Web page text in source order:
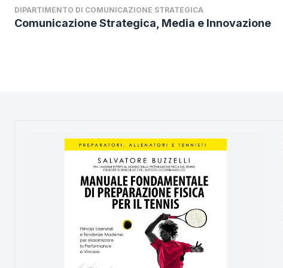
DIPARTIMENTO DI COMUNICAZIONE STRATEGICA
Comunicazione Strategica, Media e Innovazione